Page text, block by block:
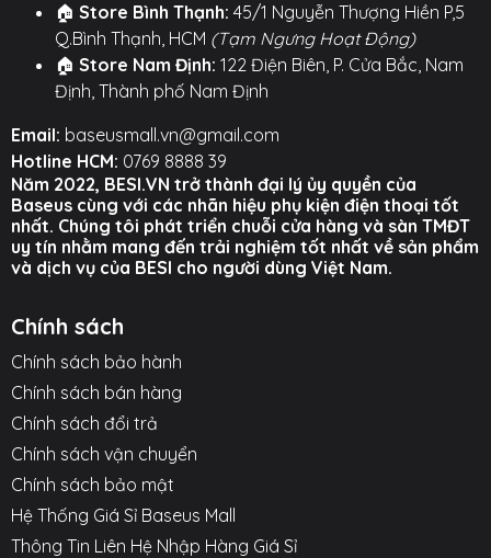
🏠 Store Bình Thạnh: 45/1 Nguyễn Thượng Hiền P,5
Q.Bình Thạnh, HCM (Tạm Ngưng Hoạt Động)
🏠 Store Nam Định: 122 Điện Biên, P. Cửa Bắc, Nam
Định, Thành phố Nam Định
Email: baseusmall.vn@gmail.com
Hotline HCM: 0769 8888 39
Năm 2022, BESI.VN trở thành đại lý ủy quyền của
Baseus cùng với các nhãn hiệu phụ kiện điện thoại tốt
nhất. Chúng tôi phát triển chuỗi cửa hàng và sàn TMĐT
uy tín nhằm mang đến trải nghiệm tốt nhất về sản phẩm
và dịch vụ của BESI cho người dùng Việt Nam.
Chính sách
Chính sách bảo hành
Chính sách bán hàng
Chính sách đổi trả
Chính sách vận chuyển
Chính sách bảo mật
Hệ Thống Giá Sỉ Baseus Mall
Thông Tin Liên Hệ Nhập Hàng Giá Sỉ